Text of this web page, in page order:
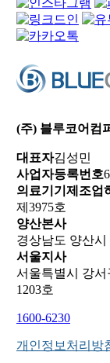
(주) 블루코어컴
대표자김성민
사업자등록번호
의료기기제조업
제3975호
양산본사
경상남도 양산시
서울지사
서울특별시 강서
1203호
1600-6230
개인정보처리방